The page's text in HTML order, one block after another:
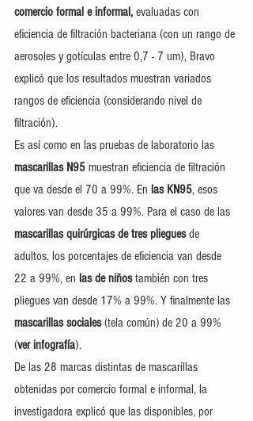
comercio formal e informal, evaluadas con
eficiencia de filtración bacteriana (con un rango de
aerosoles y gotículas entre 0,7 - 7 um), Bravo
explicó que los resultados muestran variados
rangos de eficiencia (considerando nivel de
filtración).
Es así como en las pruebas de laboratorio las
mascarillas N95 muestran eficiencia de filtración
que va desde el 70 a 99%. En las KN95, esos
valores van desde 35 a 99%. Para el caso de las
mascarillas quirúrgicas de tres pliegues de
adultos, los porcentajes de eficiencia van desde
22 a 99%, en las de niños también con tres
pliegues van desde 17% a 99%. Y finalmente las
mascarillas sociales (tela común) de 20 a 99%
(ver infografía).
De las 28 marcas distintas de mascarillas
obtenidas por comercio formal e informal, la
investigadora explicó que las disponibles, por